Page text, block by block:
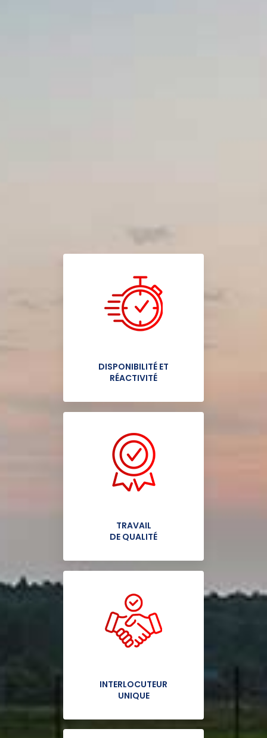
DISPONIBILITÉ ET
RÉACTIVITÉ
TRAVAIL
DE QUALITÉ
INTERLOCUTEUR
UNIQUE